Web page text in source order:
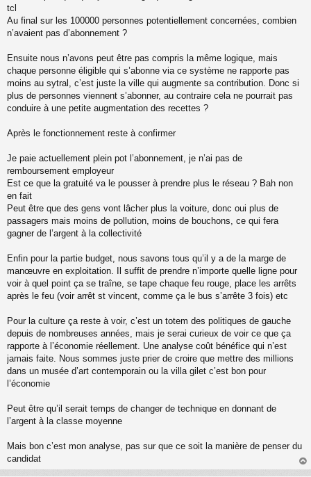
l
u
tcl
Au final sur les 100000 personnes potentiellement concernées, combien
n’avaient pas d’abonnement ?
Ensuite nous n’avons peut être pas compris la même logique, mais
chaque personne éligible qui s’abonne via ce système ne rapporte pas
moins au sytral, c’est juste la ville qui augmente sa contribution. Donc si
plus de personnes viennent s’abonner, au contraire cela ne pourrait pas
conduire à une petite augmentation des recettes ?
Après le fonctionnement reste à confirmer
Je paie actuellement plein pot l’abonnement, je n’ai pas de
remboursement employeur
Est ce que la gratuité va le pousser à prendre plus le réseau ? Bah non
en fait
Peut être que des gens vont lâcher plus la voiture, donc oui plus de
passagers mais moins de pollution, moins de bouchons, ce qui fera
gagner de l’argent à la collectivité
Enfin pour la partie budget, nous savons tous qu’il y a de la marge de
manœuvre en exploitation. Il suffit de prendre n’importe quelle ligne pour
voir à quel point ça se traîne, se tape chaque feu rouge, place les arrêts
après le feu (voir arrêt st vincent, comme ça le bus s’arrête 3 fois) etc
Pour la culture ça reste à voir, c’est un totem des politiques de gauche
depuis de nombreuses années, mais je serai curieux de voir ce que ça
rapporte à l’économie réellement. Une analyse coût bénéfice qui n’est
jamais faite. Nous sommes juste prier de croire que mettre des millions
dans un musée d’art contemporain ou la villa gilet c’est bon pour
l’économie
Peut être qu’il serait temps de changer de technique en donnant de
l’argent à la classe moyenne
Mais bon c’est mon analyse, pas sur que ce soit la manière de penser du
candidat
au